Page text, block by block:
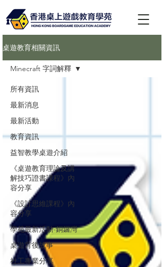
桌遊教育相關資訊
所有資訊
最新消息
最新活動
教育資訊
益智教學桌遊介紹
《桌遊教育理論及講
解技巧證書課程》內
容分享
《設計思維課程》內
容分享
學苑最新活動-銅鑼灣
桌遊背後故事
社工專業分享
Minecraft 字詞解釋